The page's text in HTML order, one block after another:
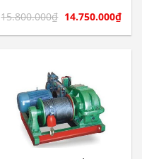
15.800.000₫ 14.750.000₫